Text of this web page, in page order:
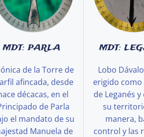
MDT: PARLA
de la Torre de
afincada, desde
décacas, en el
de Parla
el mandato de su
Manuela de
MDT:
Lobo
erigido como
de Leganés
su
manera,
control y las